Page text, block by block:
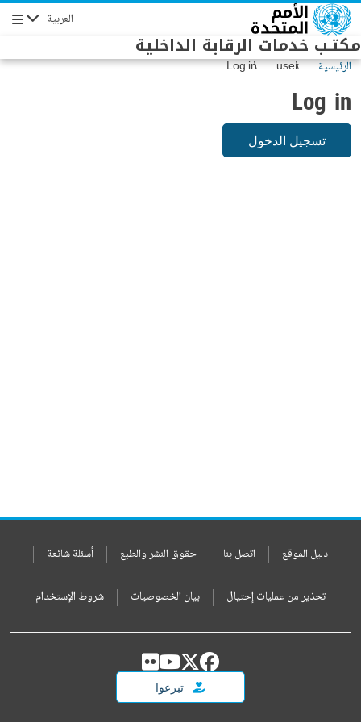
Skip to main content العربية
مكتـب خدمات الرقابة الداخلية
الرئيسية user
Log in
Log in
تسجيل الدخول
دليل الموقع اتصل بنا حقوق النشر والطبع أسئلة شائعة
تحذير من عمليات إحتيال بيان الخصوصيات شروط الإستخدام
تبرعوا